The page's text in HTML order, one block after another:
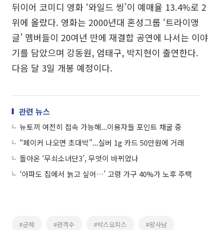
뒤이어 코미디 영화 ‘와일드 씽’이 예매율 13.4%로 2
위에 올랐다. 영화는 2000년대 혼성그룹 ‘트라이앵
글’ 멤버들이 20여년 만에 재결합 공연에 나서는 이야
기를 담았으며 강동원, 엄태구, 박지현이 출연한다.
다음 달 3일 개봉 예정이다.
관련 뉴스
뉴토끼 여전히 접속 가능해...이용자들 포인트 채굴 중
“페이커 나오면 초대박”...실버 1g 카드 50만원에 거래
돌아온 ‘무쇠소녀단3’, 무엇이 바뀌었나
‘아파도 집에서 늙고 싶어…’ 고령 가구 40%가 노후 주택
#군체 #관객수 #박스오피스 #왕사남